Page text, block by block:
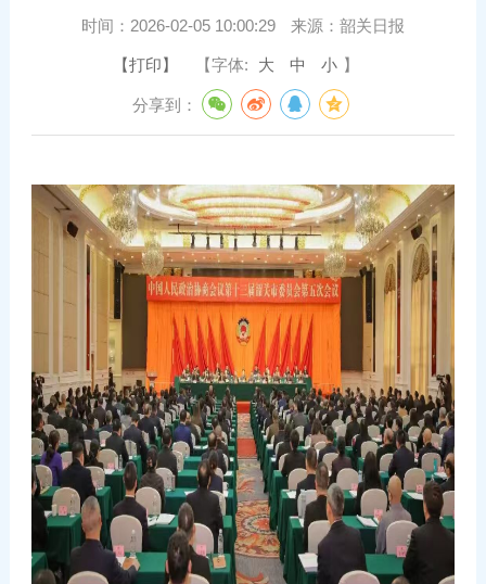
时间： 2026-02-05 10:00:29 来源： 韶关日报
【打印】 【字体: 大 中 小 】
分享到：